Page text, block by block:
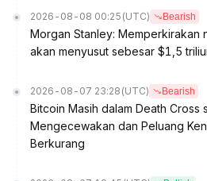
2026-08-08 00:25 (UTC) Bearish
Morgan Stanley: Memperkirakan
akan menyusut sebesar $1,5
2026-08-07 23:28 (UTC) Bearish
Bitcoin Masih dalam Death Cross
Mengecewakan dan Peluang
Berkurang